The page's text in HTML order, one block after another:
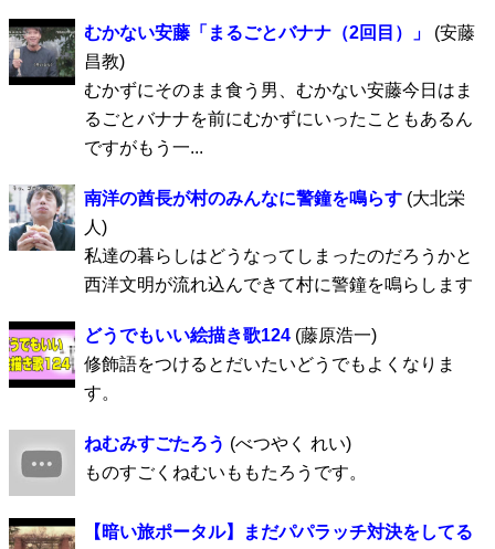
むかない安藤「まるごとバナナ（2回目）」 (安藤
昌教)
むかずにそのまま食う男、むかない安藤今日はま
るごとバナナを前にむかずにいったこともあるん
ですがもう一...
南洋の酋長が村のみんなに警鐘を鳴らす (大北栄
人)
私達の暮らしはどうなってしまったのだろうかと
西洋文明が流れ込んできて村に警鐘を鳴らします
どうでもいい絵描き歌124 (藤原浩一)
修飾語をつけるとだいたいどうでもよくなりま
す。
ねむみすごたろう (べつやく れい)
ものすごくねむいももたろうです。
【暗い旅ポータル】まだパパラッチ対決をしてる